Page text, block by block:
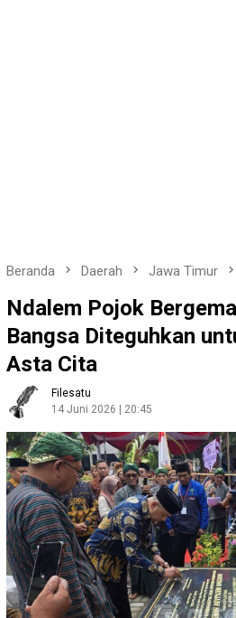
Beranda Daerah Jawa Timur
Ndalem Pojok
Bangsa Diteguhkan
Asta Cita
Filesatu
14 Juni 2026 | 20:45